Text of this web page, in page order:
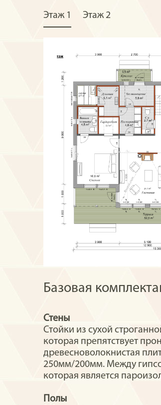
Этаж 1 Этаж 2
Базовая
Стены
Стойки из сухой
которая препятствует
древесноволокнистая
250мм/200мм. Между
которая является
Полы